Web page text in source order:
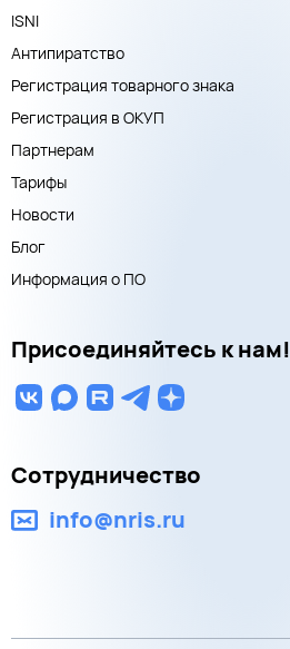
ISNI
Антипиратство
Регистрация товарного знака
Регистрация в ОКУП
Партнерам
Тарифы
Новости
Блог
Информация о ПО
Присоединяйтесь к нам!
Сотрудничество
info@nris.ru